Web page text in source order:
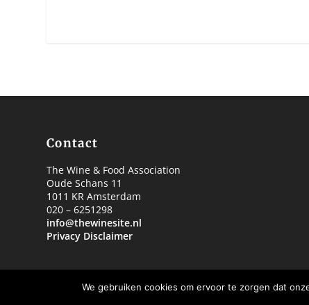
Contact
The Wine & Food Association
Oude Schans 11
1011 KR Amsterdam
020 – 6251298
info@thewinesite.nl
Privacy Disclaimer
We gebruiken cookies om ervoor te zorgen dat